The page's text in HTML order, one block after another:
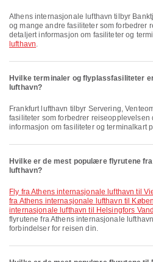
Athens internasjonale lufthavn tilbyr Banktjeneste/minibank, Taxi, Bilutleie
og mange andre fasiliteter som forbedrer
detaljert informasjon om fasiliteter og
lufthavn.
Hvilke terminaler og flyplassfasiliteter
lufthavn?
Frankfurt lufthavn tilbyr Servering, Venteområde, Bilutleie og mange andre
fasiliteter som forbedrer reiseopplevelsen
informasjon om fasiliteter og terminalkart
Hvilke er de mest populære flyrutene
lufthavn?
fly fra Athens internasjonale lufthavn til
fra Athens internasjonale lufthavn til
internasjonale lufthavn til Helsingfors
flyrutene fra Athens internasjonale
forbindelser for reisen din.